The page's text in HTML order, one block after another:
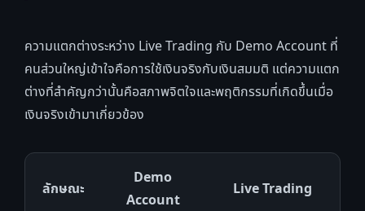
ความแตกต่างระหว่าง Live Trading กับ Demo Account ที่
คนส่วนใหญ่เข้าใจคือการใช้เงินจริงกับเงินสมมติ แต่ความแตก
ต่างที่สำคัญกว่านั้นคือสภาพจิตใจและพฤติกรรมที่เกิดขึ้นเมื่อ
เงินจริงเข้ามาเกี่ยวข้อง
ลักษณะ
Demo
Account
Live Trading